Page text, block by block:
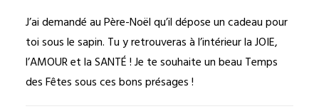
J’ai demandé au Père-Noël qu’il dépose un cadeau pour
toi sous le sapin. Tu y retrouveras à l’intérieur la JOIE,
l’AMOUR et la SANTÉ ! Je te souhaite un beau Temps
des Fêtes sous ces bons présages !